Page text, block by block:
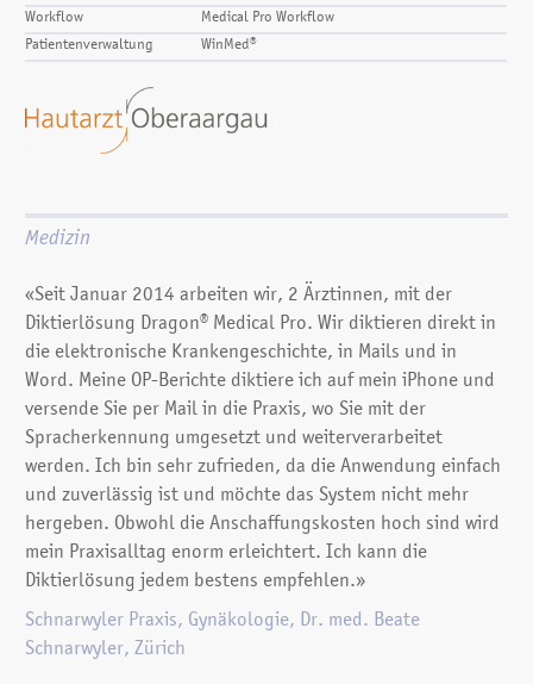
Workflow
Medical Pro Workflow
Patientenverwaltung
WinMed®
Medizin
«Seit Januar 2014 arbeiten wir, 2 Ärztinnen, mit der
Diktierlösung Dragon® Medical Pro. Wir diktieren direkt in
die elektronische Krankengeschichte, in Mails und in
Word. Meine OP-Berichte diktiere ich auf mein iPhone und
versende Sie per Mail in die Praxis, wo Sie mit der
Spracherkennung umgesetzt und weiterverarbeitet
werden. Ich bin sehr zufrieden, da die Anwendung einfach
und zuverlässig ist und möchte das System nicht mehr
hergeben. Obwohl die Anschaffungskosten hoch sind wird
mein Praxisalltag enorm erleichtert. Ich kann die
Diktierlösung jedem bestens empfehlen.»
Schnarwyler Praxis, Gynäkologie, Dr. med. Beate
Schnarwyler, Zürich